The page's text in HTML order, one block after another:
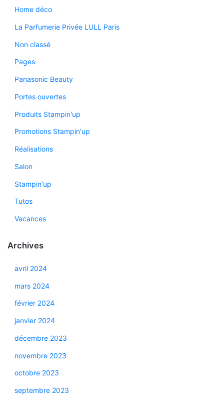
Home déco
La Parfumerie Privée LULL Paris
Non classé
Pages
Panasonic Beauty
Portes ouvertes
Produits Stampin'up
Promotions Stampin'up
Réalisations
Salon
Stampin'up
Tutos
Vacances
Archives
avril 2024
mars 2024
février 2024
janvier 2024
décembre 2023
novembre 2023
octobre 2023
septembre 2023